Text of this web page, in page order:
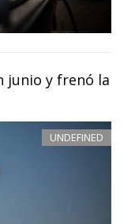
junio y frenó la
UNDEFINED